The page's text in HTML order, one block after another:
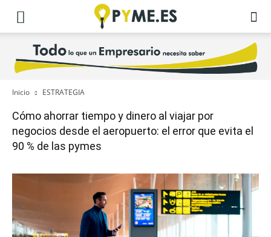
Inicio ESTRATEGIA
Cómo ahorrar tiempo y dinero al viajar por
negocios desde el aeropuerto: el error que evita el
90 % de las pymes